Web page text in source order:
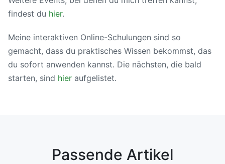
findest du hier.
Meine interaktiven Online-Schulungen sind so
gemacht, dass du praktisches Wissen bekommst, das
du sofort anwenden kannst. Die nächsten, die bald
starten, sind hier aufgelistet.
Passende Artikel